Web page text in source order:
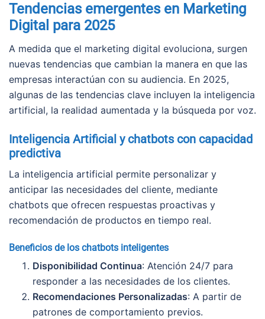
Tendencias emergentes en Marketing
Digital para 2025
A medida que el marketing digital evoluciona, surgen
nuevas tendencias que cambian la manera en que las
empresas interactúan con su audiencia. En 2025,
algunas de las tendencias clave incluyen la inteligencia
artificial, la realidad aumentada y la búsqueda por voz.
Inteligencia Artificial y chatbots con capacidad
predictiva
La inteligencia artificial permite personalizar y
anticipar las necesidades del cliente, mediante
chatbots que ofrecen respuestas proactivas y
recomendación de productos en tiempo real.
Beneficios de los chatbots inteligentes
Disponibilidad Continua: Atención 24/7 para
responder a las necesidades de los clientes.
Recomendaciones Personalizadas: A partir de
patrones de comportamiento previos.